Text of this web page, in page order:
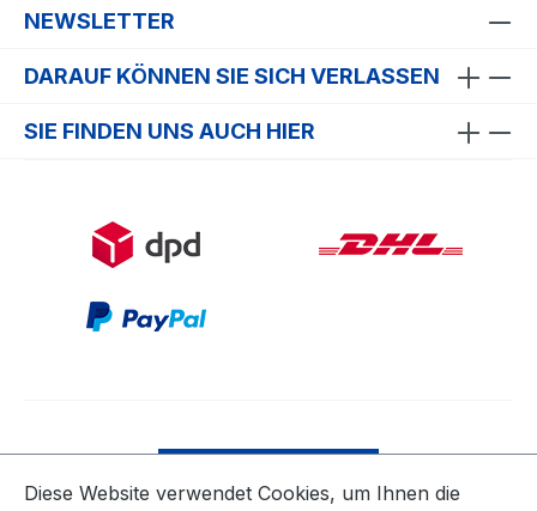
NEWSLETTER
DARAUF KÖNNEN SIE SICH VERLASSEN
SIE FINDEN UNS AUCH HIER
Diese Website verwendet Cookies, um Ihnen die